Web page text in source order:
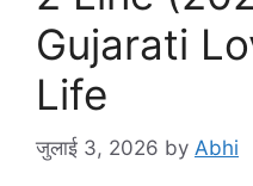
Gujarati
Life
जुलाई 3, 2026 by Abhi